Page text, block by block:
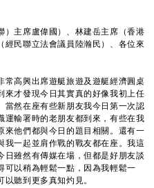
）主席盧偉國）、林建岳主席（香港
經民聯立法會議員陸瀚民）、各位來
高興出席遊艇旅遊及遊艇經濟圓桌
來才發現今日其實真的好像我初上任
當然在座有些新朋友我今日第一次認
運輸署時的老朋友都到來，有些在我
來他們都與今日的題目相關。還有一
我一起並肩作戰的戰友都在座。我這
日雖然有傳媒在場，但都是好朋友談
可以稍為輕鬆一點，因為我輕鬆一
聽到更多真知灼見。